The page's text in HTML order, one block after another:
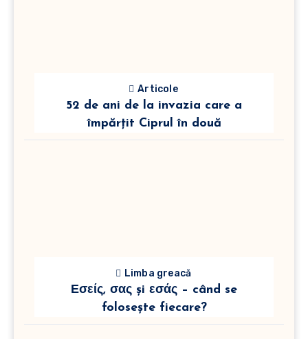
Articole
52 de ani de la invazia care a
împărțit Ciprul în două
Limba greacă
Εσείς, σας și εσάς – când se
folosește fiecare?